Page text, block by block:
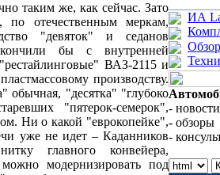
таким же, как сейчас. Зато
по отечественным меркам,
"девяток" и седанов
бы с внутренней
ВАЗ-2115 и
производству.
обычная, "десятка" "глубоко
"пятерок-семерок",
Ни о какой "еврокопейке",
уже не идет – Каданников
главного конвейера,
модернизировать под
ИА
- новости
- обзоры
-